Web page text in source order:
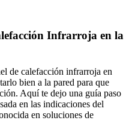
Infrarroja en la
de calefacción infrarroja en
bien a la pared para que
Aquí te dejo una guía paso
en las indicaciones del
en soluciones de